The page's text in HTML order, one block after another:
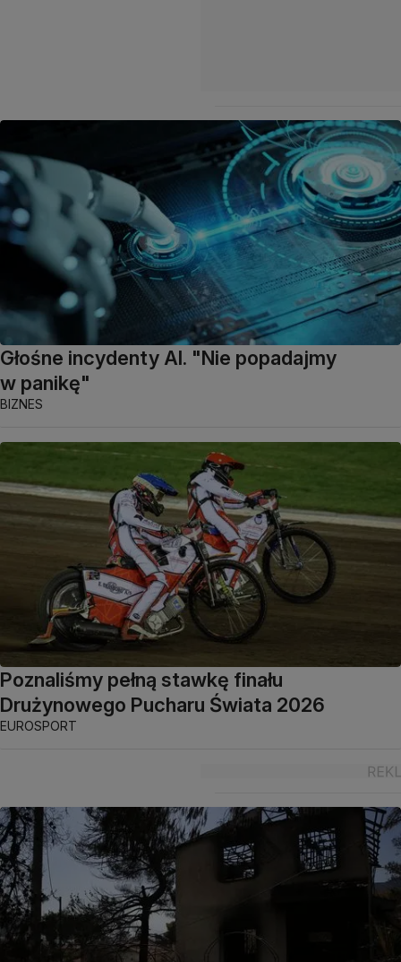
Głośne incydenty AI. "Nie popadajmy
w panikę"
BIZNES
Poznaliśmy pełną stawkę finału
Drużynowego Pucharu Świata 2026
EUROSPORT